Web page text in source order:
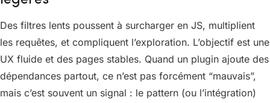
Des filtres lents poussent à surcharger en JS, multiplient
les requêtes, et compliquent l’exploration. L’objectif est une
UX fluide et des pages stables. Quand un plugin ajoute des
dépendances partout, ce n’est pas forcément “mauvais”,
mais c’est souvent un signal : le pattern (ou l’intégration)